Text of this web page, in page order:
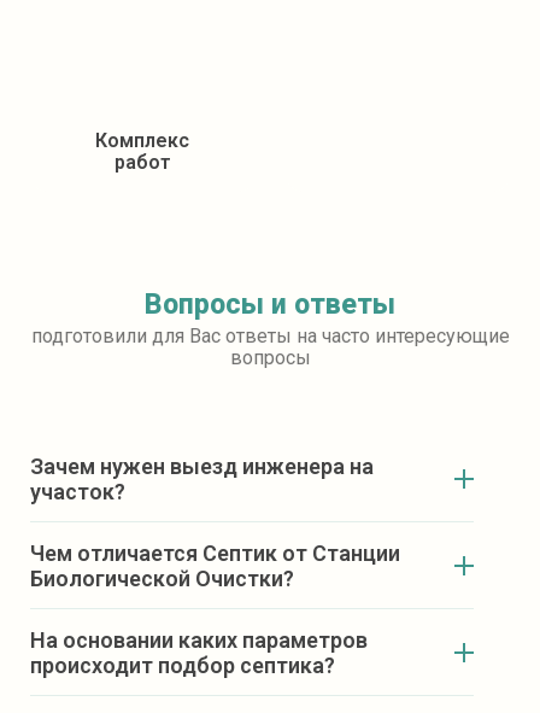
Комплекс
работ
Вопросы и ответы
подготовили для Вас ответы на часто интересующие
вопросы
Зачем нужен выезд инженера на
участок?
Чем отличается Септик от Станции
Биологической Очистки?
На основании каких параметров
происходит подбор септика?